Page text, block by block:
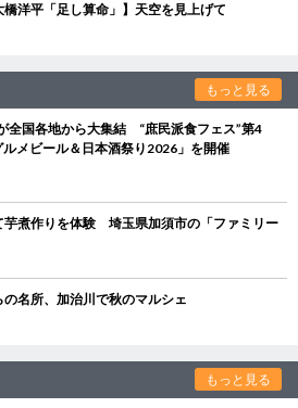
橋洋平「足し算命」】天空を見上げて
もっと見る
全国各地から大集結 “庶民派食フェス”第4
メビール＆日本酒祭り2026」を開催
芋煮作りを体験 埼玉県加須市の「ファミリー
名所、加治川で秋のマルシェ
もっと見る